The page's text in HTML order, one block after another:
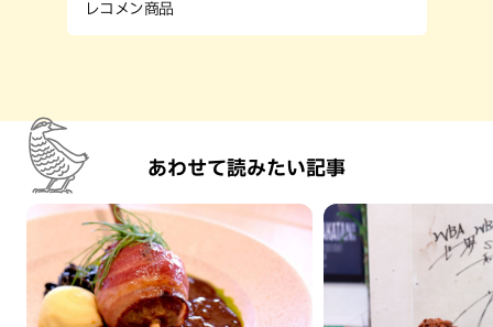
レコメン商品
あわせて読みたい記事